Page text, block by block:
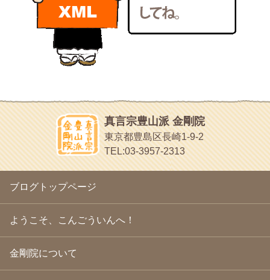
2010年12月(21)
2010年11月
(14)
2010年9月(16)
(13)
2010年5月(22)
2010年4月(25)
2010年3月(22)
2010年2月
(23)
2010年1月(23)
2009年12月(18)
2009年10月(20)
2009年9月(20)
2009年8月 (18)
2009年7月
(21)
2009年6月(22)
2009年5月(20)
bunchan
あちこち行って！
目白鍼灸院
日本人の繊細な体質にあわせた、やさしく気持ちよい鍼灸治療で
ほうげん日記
放言じゃなくて和尚さんの名前だよ
面白いサイトみつけたよ。
ヘェ～という感じ
chocolab.Air♪DIALY
ラブラドールのワンちゃんがかわいいよ
真言宗豊山派 金剛院
東京都豊島区長崎1-9-2
TEL:03-3957-2313
ブログトップページ
ようこそ、こんごういんへ！
金剛院について